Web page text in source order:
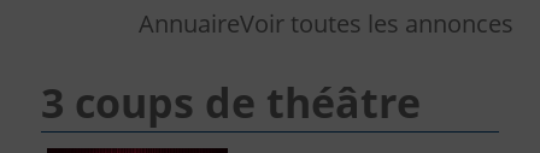
AnnuaireVoir toutes les annonces
3 coups de théâtre